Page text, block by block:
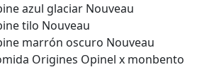
azul glaciar Nouveau
tilo Nouveau
marrón oscuro Nouveau
Origines Opinel x monbento